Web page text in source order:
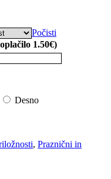
Počisti
1.50€)
Desno
, Praznični in